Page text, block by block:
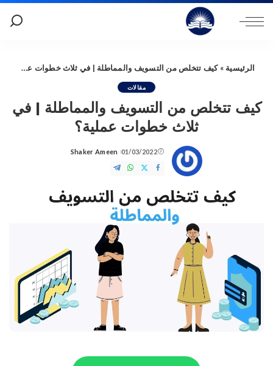
الرئيسية »كيف تتخلص من التسويف والمماطلة | في ثلاث خطوات عملية؟
مقالات
كيف تتخلص من التسويف والمماطلة | في
ثلاث خطوات عملية؟
01/03/2022
Posted
by
Shaker Ameen